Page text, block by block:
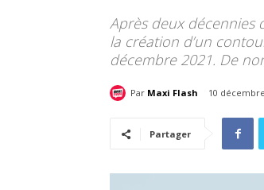
Après deux décennies
la création d’un
décembre 2021. De
Par Maxi Flash 10
Partager